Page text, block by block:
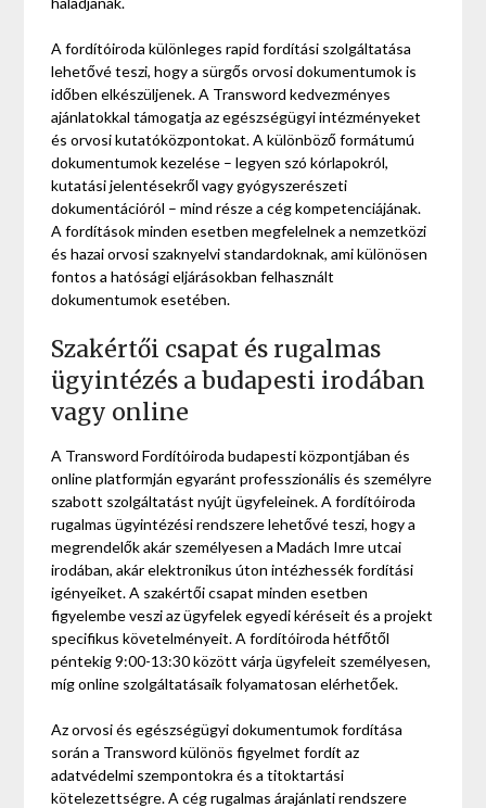
A fordítóiroda különleges rapid fordítási szolgáltatása
lehetővé teszi, hogy a sürgős orvosi dokumentumok is
időben elkészüljenek. A Transword kedvezményes
ajánlatokkal támogatja az egészségügyi intézményeket
és orvosi kutatóközpontokat. A különböző formátumú
dokumentumok kezelése – legyen szó kórlapokról,
kutatási jelentésekről vagy gyógyszerészeti
dokumentációról – mind része a cég kompetenciájának.
A fordítások minden esetben megfelelnek a nemzetközi
és hazai orvosi szaknyelvi standardoknak, ami különösen
fontos a hatósági eljárásokban felhasznált
dokumentumok esetében.
Szakértői csapat és rugalmas
ügyintézés a budapesti irodában
vagy online
A Transword Fordítóiroda budapesti központjában és
online platformján egyaránt professzionális és személyre
szabott szolgáltatást nyújt ügyfeleinek. A fordítóiroda
rugalmas ügyintézési rendszere lehetővé teszi, hogy a
megrendelők akár személyesen a Madách Imre utcai
irodában, akár elektronikus úton intézhessék fordítási
igényeiket. A szakértői csapat minden esetben
figyelembe veszi az ügyfelek egyedi kéréseit és a projekt
specifikus követelményeit. A fordítóiroda hétfőtől
péntekig 9:00-13:30 között várja ügyfeleit személyesen,
míg online szolgáltatásaik folyamatosan elérhetőek.
Az orvosi és egészségügyi dokumentumok fordítása
során a Transword különös figyelmet fordít az
adatvédelmi szempontokra és a titoktartási
kötelezettségre. A cég rugalmas árajánlati rendszere